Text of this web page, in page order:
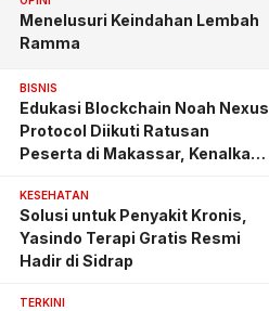
Menelusuri Keindahan Lembah
Ramma
BISNIS
Edukasi Blockchain Noah Nexus
Protocol Diikuti Ratusan
Peserta di Makassar, Kenalkan
KESEHATAN
Solusi untuk Penyakit Kronis,
Yasindo Terapi Gratis Resmi
Hadir di Sidrap
TERKINI